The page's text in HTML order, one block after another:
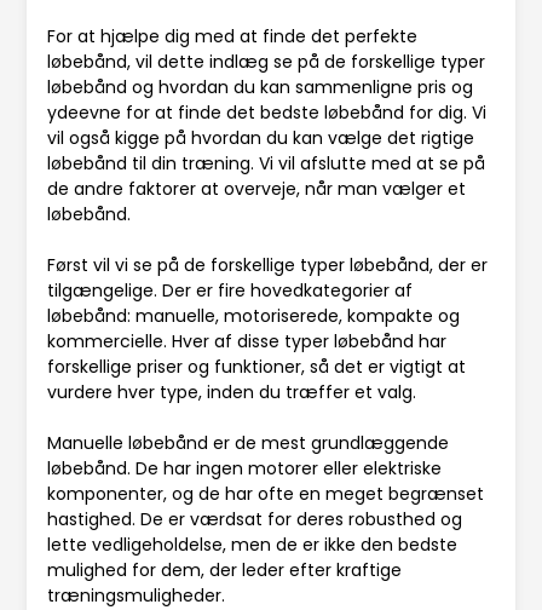
For at hjælpe dig med at finde det perfekte
løbebånd, vil dette indlæg se på de forskellige typer
løbebånd og hvordan du kan sammenligne pris og
ydeevne for at finde det bedste løbebånd for dig. Vi
vil også kigge på hvordan du kan vælge det rigtige
løbebånd til din træning. Vi vil afslutte med at se på
de andre faktorer at overveje, når man vælger et
løbebånd.
Først vil vi se på de forskellige typer løbebånd, der er
tilgængelige. Der er fire hovedkategorier af
løbebånd: manuelle, motoriserede, kompakte og
kommercielle. Hver af disse typer løbebånd har
forskellige priser og funktioner, så det er vigtigt at
vurdere hver type, inden du træffer et valg.
Manuelle løbebånd er de mest grundlæggende
løbebånd. De har ingen motorer eller elektriske
komponenter, og de har ofte en meget begrænset
hastighed. De er værdsat for deres robusthed og
lette vedligeholdelse, men de er ikke den bedste
mulighed for dem, der leder efter kraftige
træningsmuligheder.